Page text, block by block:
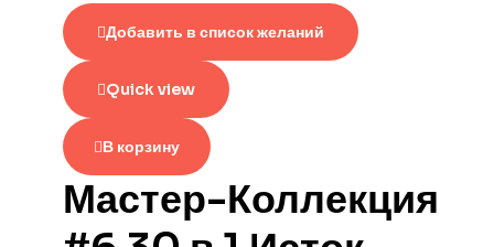
Добавить в список желаний
Quick view
В корзину
Мастер-Коллекция